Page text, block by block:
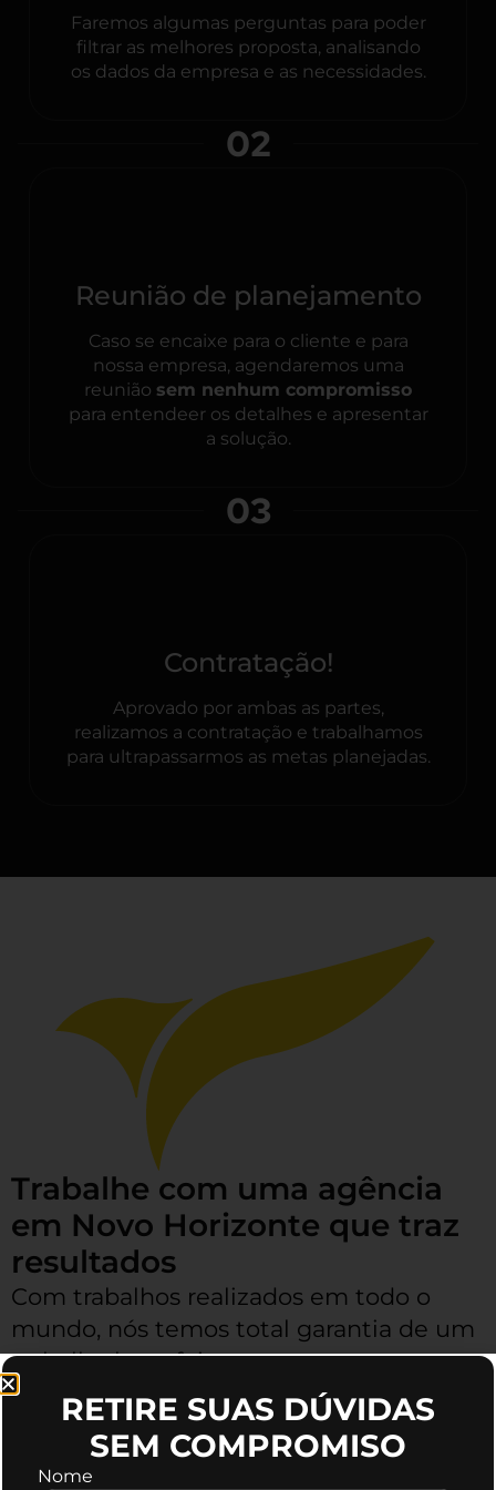
Faremos algumas perguntas para poder
filtrar as melhores proposta, analisando
os dados da empresa e as necessidades.
02
Reunião de planejamento
Caso se encaixe para o cliente e para
nossa empresa, agendaremos uma
reunião sem nenhum compromisso
para entendeer os detalhes e apresentar
a solução.
03
Contratação!
Aprovado por ambas as partes,
realizamos a contratação e trabalhamos
para ultrapassarmos as metas planejadas.
Trabalhe com uma agência
em Novo Horizonte que traz
resultados
Com trabalhos realizados em todo o
mundo, nós temos total garantia de um
trabalho bem feito, as pessoas que
trabalham conosco podem aprovar os
resultados.
RETIRE SUAS DÚVIDAS
SEM COMPROMISO
Nome